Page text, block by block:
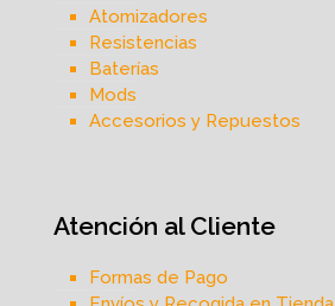
Atomizadores
Resistencias
Baterías
Mods
Accesorios y Repuestos
Atención al Cliente
Formas de Pago